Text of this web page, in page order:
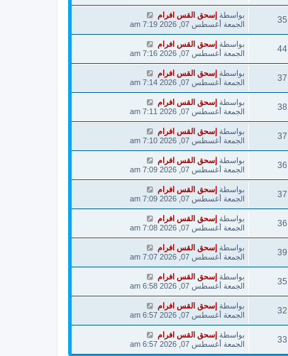
35 بواسطة إسحق القس افرام
الجمعة أغسطس 07, 2026 7:19 am
44 بواسطة إسحق القس افرام
الجمعة أغسطس 07, 2026 7:16 am
37 بواسطة إسحق القس افرام
الجمعة أغسطس 07, 2026 7:14 am
38 بواسطة إسحق القس افرام
الجمعة أغسطس 07, 2026 7:11 am
37 بواسطة إسحق القس افرام
الجمعة أغسطس 07, 2026 7:10 am
36 بواسطة إسحق القس افرام
الجمعة أغسطس 07, 2026 7:09 am
37 بواسطة إسحق القس افرام
الجمعة أغسطس 07, 2026 7:09 am
36 بواسطة إسحق القس افرام
الجمعة أغسطس 07, 2026 7:08 am
39 بواسطة إسحق القس افرام
الجمعة أغسطس 07, 2026 7:07 am
35 بواسطة إسحق القس افرام
الجمعة أغسطس 07, 2026 6:58 am
32 بواسطة إسحق القس افرام
الجمعة أغسطس 07, 2026 6:57 am
33 بواسطة إسحق القس افرام
الجمعة أغسطس 07, 2026 6:57 am